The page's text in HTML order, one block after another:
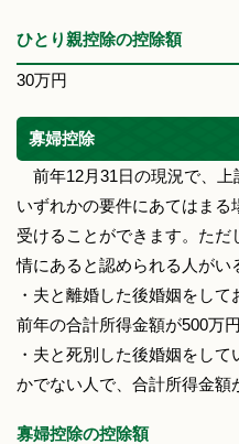
ひとり親控除の控除額
30万円
寡婦控除
前年12月31日の現況で、上
いずれかの要件にあてはま
受けることができます。た
情にあると認められる人がい
・夫と離婚した後婚姻をして
前年の合計所得金額が500万
・夫と死別した後婚姻をし
かでない人で、合計所得金額
寡婦控除の控除額